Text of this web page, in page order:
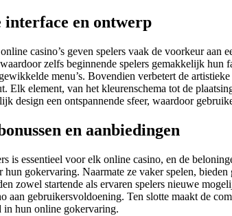
interface en ontwerp
casino’s geven spelers vaak de voorkeur
zelfs beginnende spelers gemakkelijk hun
menu’s. Bovendien verbetert de
Elk element, van het kleurenschema tot de
design een ontspannende sfeer, waardoor
en aanbiedingen
is essentieel voor elk online casino, en de
gokervaring. Naarmate ze vaker spelen,
zowel startende als ervaren spelers nieuwe
aan gebruikersvoldoening. Ten slotte maakt de
in hun online gokervaring.